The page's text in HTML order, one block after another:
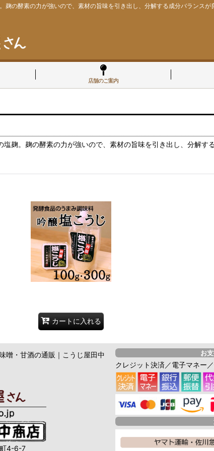
麹の酵素の力が強いので、素材の旨味を引き出し、分解する成分バランスが
店舗のご案内
麹。麹の酵素の力が強いので、素材の旨味を引き出し、分解す
カートに入れる
噌・甘酒の通販｜こうじ屋田中
4-6-7
お
クレジット決済／電子マネー